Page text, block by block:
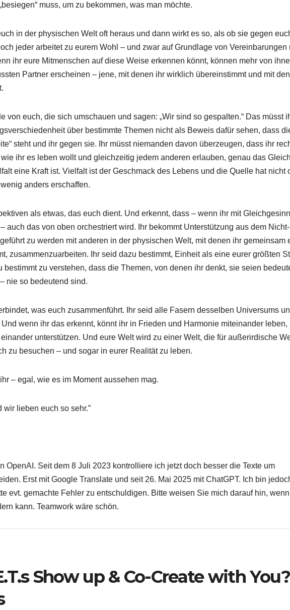
muss, um zu bekommen, was man möchte.
in der physischen Welt oft heraus und dann wirkt es so, als ob sie gegen
jeder arbeitet zu eurem Wohl – und zwar auf Grundlage von Vereinbarungen
ihr eure Mitmenschen auf diese Weise erkennen könnt, können mehr von
Partner erscheinen – jene, mit denen ihr wirklich übereinstimmt und mit
von euch, die sich umschauen und sagen: „Wir sind so gespalten.“ Das müsst
über bestimmte Themen nicht als Beweis dafür sehen, dass
steht und ihr gegen sie. Ihr müsst niemanden davon überzeugen, dass ihr
ihr es leben wollt und gleichzeitig jedem anderen erlauben, genau das
eine Kraft ist. Vielfalt ist der Geschmack des Lebens und die Quelle hat nicht
anders erschaffen.
als etwas, das euch dient. Und erkennt, dass – wenn ihr mit
auch das von oben orchestriert wird. Ihr bekommt Unterstützung aus dem Nicht-
zu werden mit anderen in der physischen Welt, mit denen ihr gemeinsam
zusammenzuarbeiten. Ihr seid dazu bestimmt, Einheit als eine eurer größten
bestimmt zu verstehen, dass die Themen, von denen ihr denkt, sie seien
nie so bedeutend sind.
was euch zusammenführt. Ihr seid alle Fasern desselben Universums
wenn ihr das erkennt, könnt ihr in Frieden und Harmonie miteinander leben,
unterstützen. Und eure Welt wird zu einer Welt, die für außerirdische
zu besuchen – und sogar in eurer Realität zu leben.
– egal, wie es im Moment aussehen mag.
lieben euch so sehr.”
OpenAI. Seit dem 8 Juli 2023 kontrolliere ich jetzt doch besser die Texte um
Erst mit Google Translate und seit 26. Mai 2025 mit ChatGPT. Ich bin
evt. gemachte Fehler zu entschuldigen. Bitte weisen Sie mich darauf hin,
kann. Teamwork wäre schön.
Show up & Co-Create with